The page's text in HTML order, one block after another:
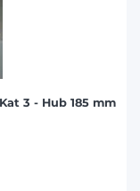
3 - Hub 185 mm